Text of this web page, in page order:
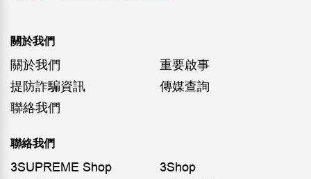
關於我們
關於我們
重要啟事
提防詐騙資訊
傳媒查詢
聯絡我們
聯絡我們
3SUPREME Shop
3Shop